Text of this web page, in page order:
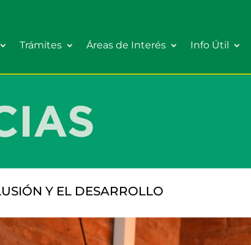
Trámites Áreas de Interés Info Útil
Y EL DESARROLLO